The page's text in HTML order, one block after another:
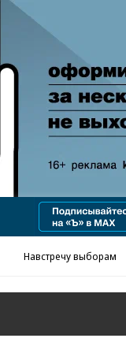
Навстречу выборам